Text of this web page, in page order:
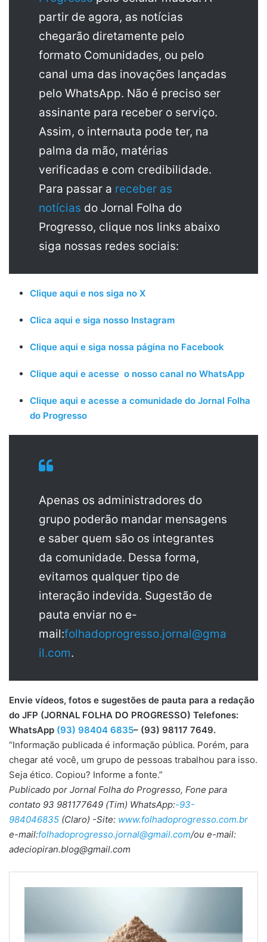
partir de agora, as notícias
chegarão diretamente pelo
formato Comunidades, ou pelo
canal uma das inovações lançadas
pelo WhatsApp. Não é preciso ser
assinante para receber o serviço.
Assim, o internauta pode ter, na
palma da mão, matérias
verificadas e com credibilidade.
Para passar a receber as
notícias do Jornal Folha do
Progresso, clique nos links abaixo
siga nossas redes sociais:
Clique aqui e nos siga no X
Clica aqui e siga nosso Instagram
Clique aqui e siga nossa página no Facebook
Clique aqui e acesse o nosso canal no WhatsApp
Clique aqui e acesse a comunidade do Jornal Folha
do Progresso
Apenas os administradores do
grupo poderão mandar mensagens
e saber quem são os integrantes
da comunidade. Dessa forma,
evitamos qualquer tipo de
interação indevida. Sugestão de
pauta enviar no e-
mail:folhadoprogresso.jornal@gma
il.com.
Envie vídeos, fotos e sugestões de pauta para a redação
do JFP (JORNAL FOLHA DO PROGRESSO) Telefones:
WhatsApp (93) 98404 6835– (93) 98117 7649.
“Informação publicada é informação pública. Porém, para
chegar até você, um grupo de pessoas trabalhou para isso.
Seja ético. Copiou? Informe a fonte.”
Publicado por Jornal Folha do Progresso, Fone para
contato 93 981177649 (Tim) WhatsApp:-93-
984046835 (Claro) -Site: www.folhadoprogresso.com.br
e-mail:folhadoprogresso.jornal@gmail.com/ou e-mail:
adeciopiran.blog@gmail.com